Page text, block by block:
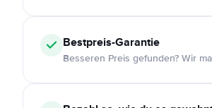
Bestpreis-Garantie
Besseren Preis gefunden? Wir